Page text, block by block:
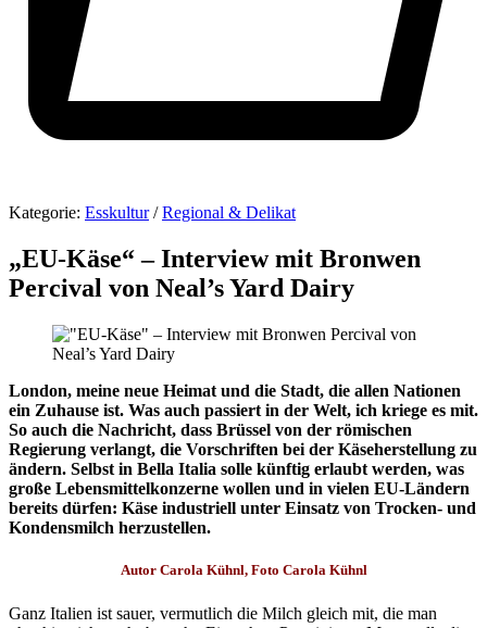
Kategorie: Esskultur/Regional & Delikat
„EU-Käse“ – Interview mit Bronwen
Percival von Neal’s Yard Dairy
London, meine neue Heimat und die Stadt, die allen Nationen
ein Zuhause ist. Was auch passiert in der Welt, ich kriege es mit.
So auch die Nachricht, dass Brüssel von der römischen
Regierung verlangt, die Vorschriften bei der Käseherstellung zu
ändern. Selbst in Bella Italia solle künftig erlaubt werden, was
große Lebensmittelkonzerne wollen und in vielen EU-Ländern
bereits dürfen: Käse industriell unter Einsatz von Trocken- und
Kondensmilch herzustellen.
Autor Carola Kühnl, Foto Carola Kühnl
Ganz Italien ist sauer, vermutlich die Milch gleich mit, die man